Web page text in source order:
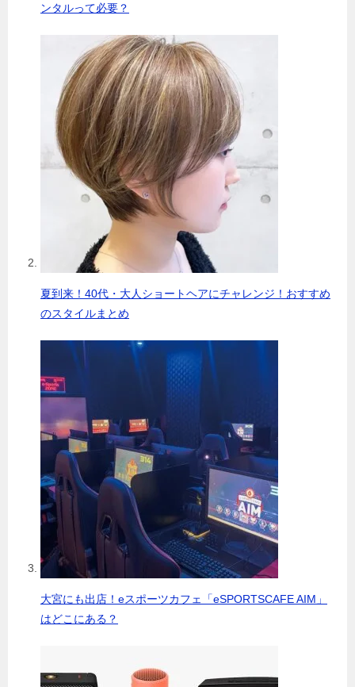
ンタルって必要？
夏到来！40代・大人ショートヘアにチャレンジ！おすすめ
のスタイルまとめ
大宮にも出店！eスポーツカフェ「eSPORTSCAFE AIM」
はどこにある？